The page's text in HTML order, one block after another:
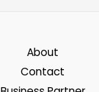
About
Contact